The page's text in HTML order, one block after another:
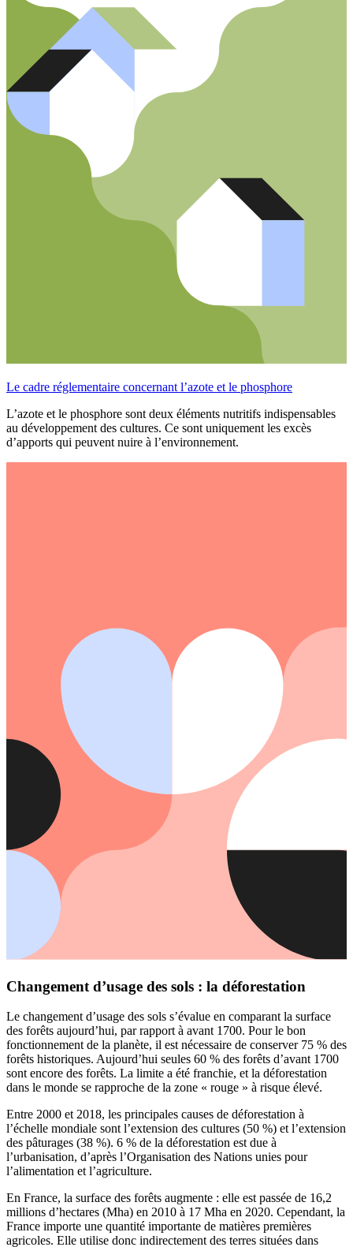
Le cadre réglementaire concernant l’azote et le phosphore
L’azote et le phosphore sont deux éléments nutritifs indispensables
au développement des cultures. Ce sont uniquement les excès
d’apports qui peuvent nuire à l’environnement.
Changement d’usage des sols : la déforestation
Le changement d’usage des sols s’évalue en comparant la surface
des forêts aujourd’hui, par rapport à avant 1700. Pour le bon
fonctionnement de la planète, il est nécessaire de conserver 75 % des
forêts historiques. Aujourd’hui seules 60 % des forêts d’avant 1700
sont encore des forêts. La limite a été franchie, et la déforestation
dans le monde se rapproche de la zone « rouge » à risque élevé.
Entre 2000 et 2018, les principales causes de déforestation à
l’échelle mondiale sont l’extension des cultures (50 %) et l’extension
des pâturages (38 %). 6 % de la déforestation est due à
l’urbanisation, d’après l’Organisation des Nations unies pour
l’alimentation et l’agriculture.
En France, la surface des forêts augmente : elle est passée de 16,2
millions d’hectares (Mha) en 2010 à 17 Mha en 2020. Cependant, la
France importe une quantité importante de matières premières
agricoles. Elle utilise donc indirectement des terres situées dans